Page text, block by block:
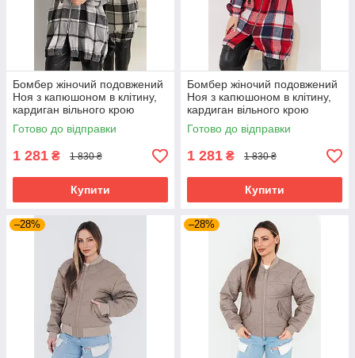
Бомбер жіночий подовжений
Ноя з капюшоном в клітину,
кардиган вільного крою
великих розмірів сірий
Готово до відправки
1 281 ₴ 1 830 ₴
Купити
Бомбер жіночий подовжений
Ноя з капюшоном в клітину,
кардиган вільного крою
великих розмірів червоний
Готово до відправки
1 281 ₴ 1 830 ₴
Купити
–28% –28%